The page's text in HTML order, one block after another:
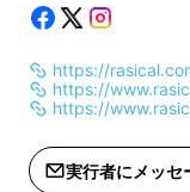
整理している
ホン類で、散
ていませんか
狭いとはいっ
難しいし、モ
https://
https://
https://
実行者にメッセ